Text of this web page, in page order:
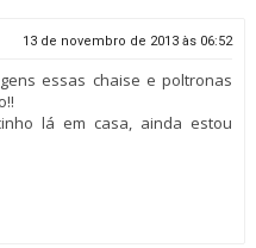
13 de novembro de 2013 às 06:52
essas chaise e poltronas
lá em casa, ainda estou